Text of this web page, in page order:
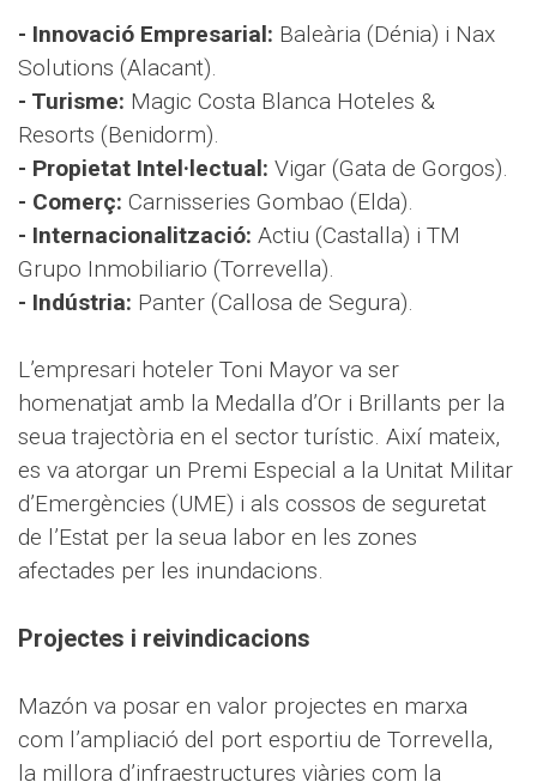
- Innovació Empresarial: Baleària (Dénia) i Nax
Solutions (Alacant).
- Turisme: Magic Costa Blanca Hoteles &
Resorts (Benidorm).
- Propietat Intel·lectual: Vigar (Gata de Gorgos).
- Comerç: Carnisseries Gombao (Elda).
- Internacionalització: Actiu (Castalla) i TM
Grupo Inmobiliario (Torrevella).
- Indústria: Panter (Callosa de Segura).
L’empresari hoteler Toni Mayor va ser
homenatjat amb la Medalla d’Or i Brillants per la
seua trajectòria en el sector turístic. Així mateix,
es va atorgar un Premi Especial a la Unitat Militar
d’Emergències (UME) i als cossos de seguretat
de l’Estat per la seua labor en les zones
afectades per les inundacions.
Projectes i reivindicacions
Mazón va posar en valor projectes en marxa
com l’ampliació del port esportiu de Torrevella,
la millora d’infraestructures viàries com la